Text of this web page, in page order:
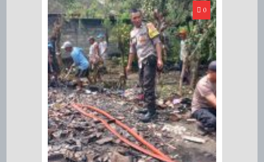
0